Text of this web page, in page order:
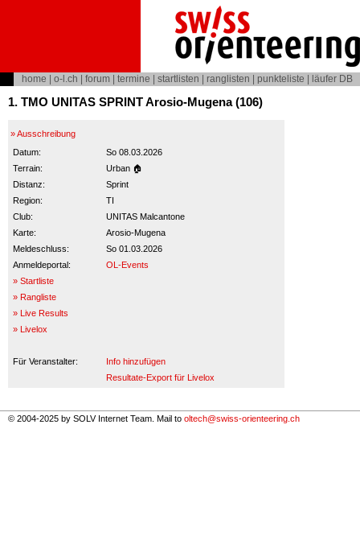
home o-l.ch forum termine startlisten ranglisten punkteliste läufer DB
1. TMO UNITAS SPRINT Arosio-Mugena (106)
» Ausschreibung
Datum:
So 08.03.2026
Terrain:
Urban 🏠
Distanz:
Sprint
Region:
TI
Club:
UNITAS Malcantone
Karte:
Arosio-Mugena
Meldeschluss:
So 01.03.2026
Anmeldeportal:
OL-Events
» Startliste
» Rangliste
» Live Results
» Livelox
Für Veranstalter:
Info hinzufügen
Resultate-Export für Livelox
© 2004-2025 by SOLV Internet Team. Mail to oltech@swiss-orienteering.ch